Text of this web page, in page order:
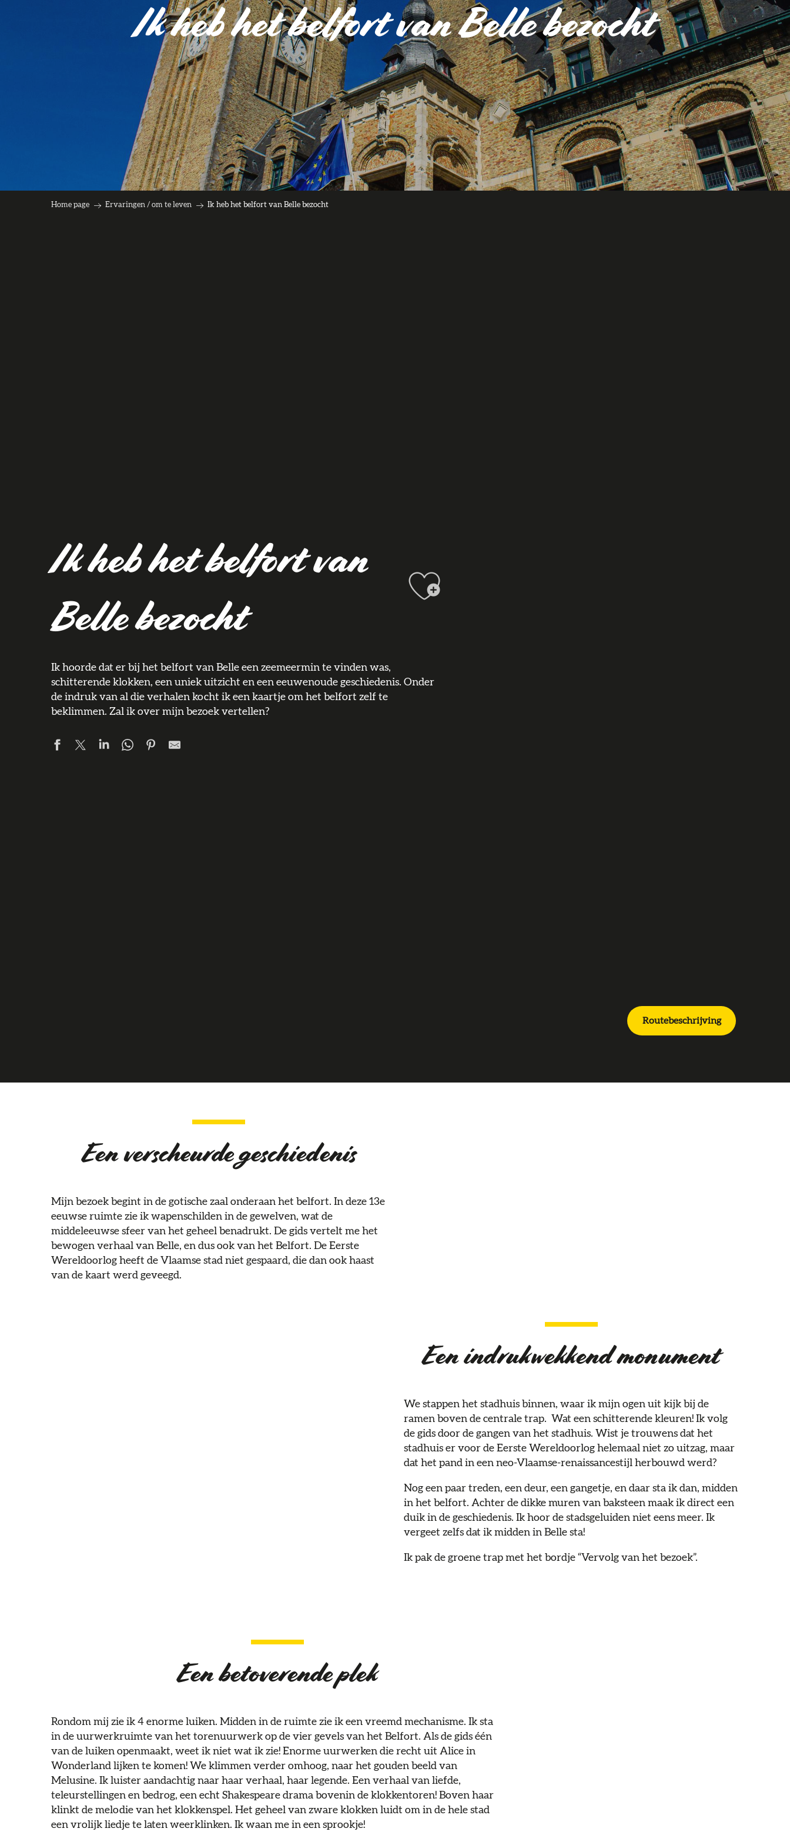
Ik heb het belfort van Belle bezocht
Home page Ervaringen / om te leven Ik heb het belfort van Belle bezocht
Ik heb het belfort van
Belle bezocht
Ajouter aux favoris
Ik hoorde dat er bij het belfort van Belle een zeemeermin te vinden was,
schitterende klokken, een uniek uitzicht en een eeuwenoude geschiedenis. Onder
de indruk van al die verhalen kocht ik een kaartje om het belfort zelf te
beklimmen. Zal ik over mijn bezoek vertellen?
Routebeschrijving
Een verscheurde geschiedenis
Mijn bezoek begint in de gotische zaal onderaan het belfort. In deze 13e
eeuwse ruimte zie ik wapenschilden in de gewelven, wat de
middeleeuwse sfeer van het geheel benadrukt. De gids vertelt me het
bewogen verhaal van Belle, en dus ook van het Belfort. De Eerste
Wereldoorlog heeft de Vlaamse stad niet gespaard, die dan ook haast
van de kaart werd geveegd.
Een indrukwekkend monument
We stappen het stadhuis binnen, waar ik mijn ogen uit kijk bij de
ramen boven de centrale trap. Wat een schitterende kleuren! Ik volg
de gids door de gangen van het stadhuis. Wist je trouwens dat het
stadhuis er voor de Eerste Wereldoorlog helemaal niet zo uitzag, maar
dat het pand in een neo-Vlaamse-renaissancestijl herbouwd werd?
Nog een paar treden, een deur, een gangetje, en daar sta ik dan, midden
in het belfort. Achter de dikke muren van baksteen maak ik direct een
duik in de geschiedenis. Ik hoor de stadsgeluiden niet eens meer. Ik
vergeet zelfs dat ik midden in Belle sta!
Ik pak de groene trap met het bordje “Vervolg van het bezoek”.
Een betoverende plek
Rondom mij zie ik 4 enorme luiken. Midden in de ruimte zie ik een vreemd mechanisme. Ik sta
in de uurwerkruimte van het torenuurwerk op de vier gevels van het Belfort. Als de gids één
van de luiken openmaakt, weet ik niet wat ik zie! Enorme uurwerken die recht uit Alice in
Wonderland lijken te komen! We klimmen verder omhoog, naar het gouden beeld van
Melusine. Ik luister aandachtig naar haar verhaal, haar legende. Een verhaal van liefde,
teleurstellingen en bedrog, een echt Shakespeare drama bovenin de klokkentoren! Boven haar
klinkt de melodie van het klokkenspel. Het geheel van zware klokken luidt om in de hele stad
een vrolijk liedje te laten weerklinken. Ik waan me in een sprookje!